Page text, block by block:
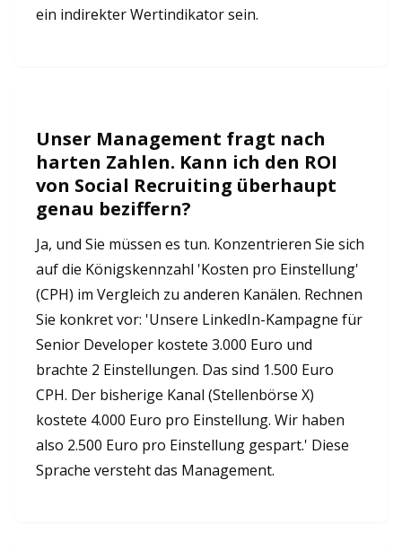
ein indirekter Wertindikator sein.
Unser Management fragt nach
harten Zahlen. Kann ich den ROI
von Social Recruiting überhaupt
genau beziffern?
Ja, und Sie müssen es tun. Konzentrieren Sie sich
auf die Königskennzahl 'Kosten pro Einstellung'
(CPH) im Vergleich zu anderen Kanälen. Rechnen
Sie konkret vor: 'Unsere LinkedIn-Kampagne für
Senior Developer kostete 3.000 Euro und
brachte 2 Einstellungen. Das sind 1.500 Euro
CPH. Der bisherige Kanal (Stellenbörse X)
kostete 4.000 Euro pro Einstellung. Wir haben
also 2.500 Euro pro Einstellung gespart.' Diese
Sprache versteht das Management.